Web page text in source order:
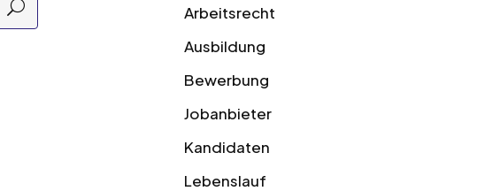
Arbeitsrecht
Ausbildung
Bewerbung
Jobanbieter
Kandidaten
Lebenslauf